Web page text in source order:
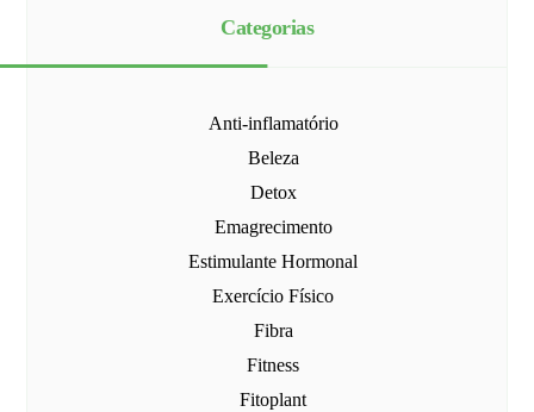
Categorias
Anti-inflamatório
Beleza
Detox
Emagrecimento
Estimulante Hormonal
Exercício Físico
Fibra
Fitness
Fitoplant